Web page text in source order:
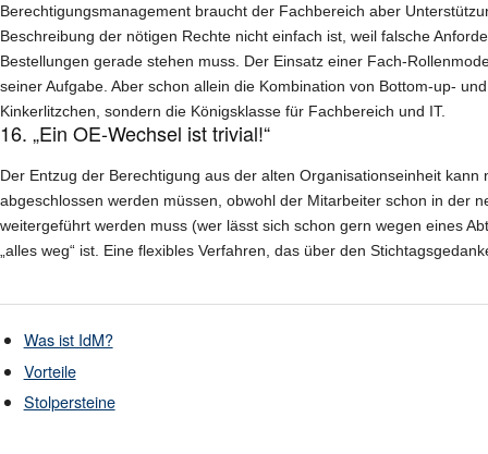
Berechtigungsmanagement braucht der Fachbereich aber
Beschreibung der nötigen Rechte nicht einfach ist, weil falsche
Bestellungen gerade stehen muss. Der Einsatz einer Fach-
seiner Aufgabe. Aber schon allein die Kombination von Bottom-up-
Kinkerlitzchen, sondern die Königsklasse für Fachbereich und IT.
16. „Ein OE-Wechsel ist trivial!“
Der Entzug der Berechtigung aus der alten Organisationseinheit
abgeschlossen werden müssen, obwohl der Mitarbeiter schon in der
weitergeführt werden muss (wer lässt sich schon gern wegen eines
„alles weg“ ist. Eine flexibles Verfahren, das über den
Was ist IdM?
Vorteile
Stolpersteine